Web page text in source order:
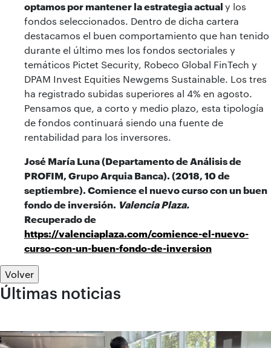
optamos por mantener la estrategia actual y los
fondos seleccionados. Dentro de dicha cartera
destacamos el buen comportamiento que han tenido
durante el último mes los fondos sectoriales y
temáticos Pictet Security, Robeco Global FinTech y
DPAM Invest Equities Newgems Sustainable. Los tres
ha registrado subidas superiores al 4% en agosto.
Pensamos que, a corto y medio plazo, esta tipología
de fondos continuará siendo una fuente de
rentabilidad para los inversores.
José María Luna (Departamento de Análisis de
PROFIM, Grupo Arquia Banca). (2018, 10 de
septiembre). Comience el nuevo curso con un buen
fondo de inversión. Valencia Plaza.
Recuperado de
https://valenciaplaza.com/comience-el-nuevo-
curso-con-un-buen-fondo-de-inversion
Volver
Últimas noticias